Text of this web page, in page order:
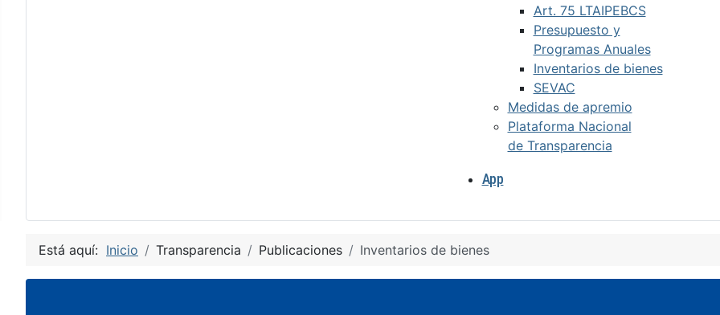
Art. 75 LTAIPEBCS
Presupuesto y
Programas Anuales
Inventarios de bienes
SEVAC
Medidas de apremio
Plataforma Nacional
de Transparencia
App
Está aquí: Inicio Transparencia Publicaciones Inventarios de bienes